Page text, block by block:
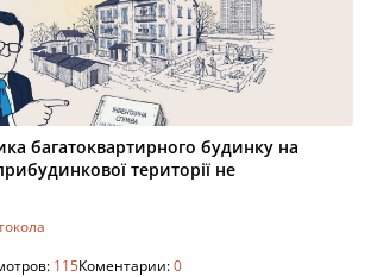
багатоквартирного будинку на
території не
115Коментарии:0